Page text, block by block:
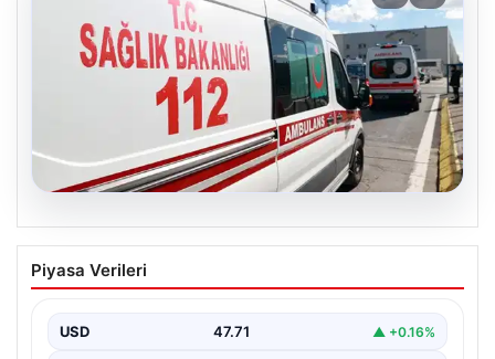
05.08.2026
Diyarbakır’da Silahlı Çatışma: 1 Ölü, 1
Yaralı
bölge sakinlerini korkuttu. Olay, iki grup arasında
uzun…
Piyasa Verileri
USD 47.71 ▲ +0.16%